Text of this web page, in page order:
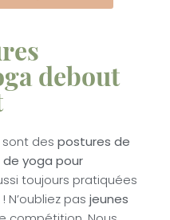
debout
sont des postures de
yoga pour
toujours pratiquées
N’oubliez pas jeunes